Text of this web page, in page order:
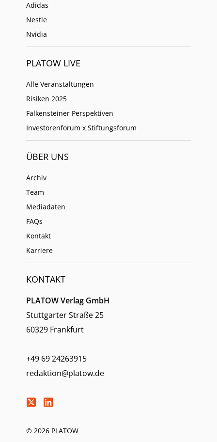
Adidas
Nestle
Nvidia
PLATOW LIVE
Alle Veranstaltungen
Risiken 2025
Falkensteiner Perspektiven
Investorenforum x Stiftungsforum
ÜBER UNS
Archiv
Team
Mediadaten
FAQs
Kontakt
Karriere
KONTAKT
PLATOW Verlag GmbH
Stuttgarter Straße 25
60329 Frankfurt
+49 69 24263915
redaktion@platow.de
© 2026 PLATOW